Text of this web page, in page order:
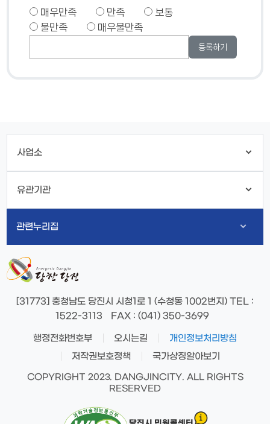
매우만족 만족
보통
불만족
매우불만족
사업소
유관기관
관련누리집
[31773] 충청남도 당진시 시청1로 1 (수청동 1002번지) TEL :
1522-3113
FAX: (041) 350-3699
행정전화번호부 오시는길
개인정보처리방침
저작권보호정책
국가상징알아보기
COPYRIGHT 2023. DANGJINCITY. ALL RIGHTS
RESERVED